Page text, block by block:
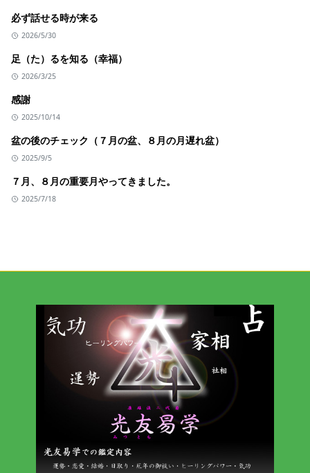
必ず話せる時が来る
2026/5/30
足（た）るを知る（幸福）
2026/3/25
感謝
2025/10/14
盆の後のチェック（７月の盆、８月の月遅れ盆）
2025/9/5
７月、８月の重要月やってきました。
2025/7/18